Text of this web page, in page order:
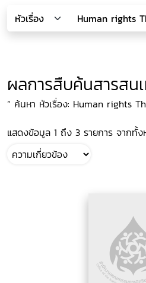
ผลการสืบค้นสารสน
“ ค้นหา หัวเรื่อง: Human rights
แสดงข้อมูล 1 ถึง 3 รายการ จากทั้